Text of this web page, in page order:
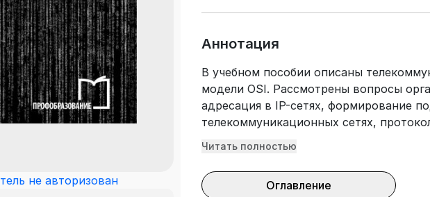
не авторизован
Аннотация
В учебном пособии описаны
модели OSI. Рассмотрены вопросы
адресация в IP-сетях, формирование
телекоммуникационных сетях,
уровень модели OSI. Показаны также
государственным образовательным
образования. Учебное пособие может
Читать полностью
Оглавление